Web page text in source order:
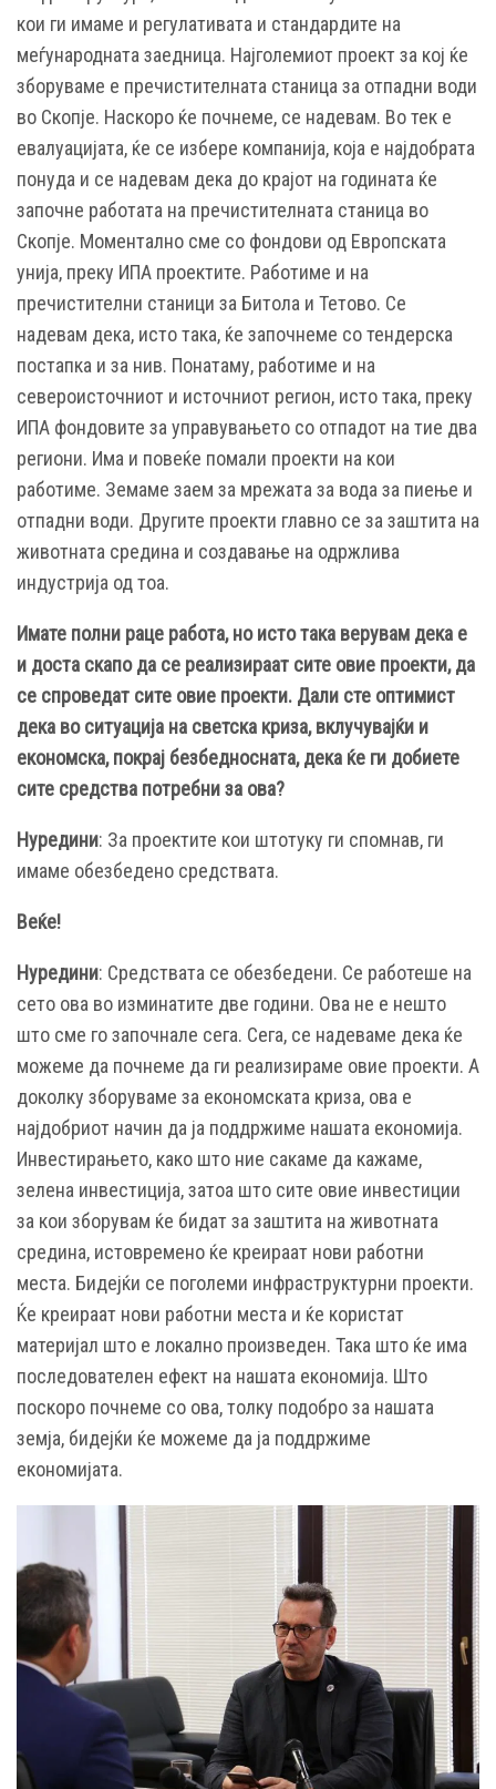
кои ги имаме и регулативата и стандардите на
меѓународната заедница. Најголемиот проект за кој ќе
зборуваме е пречистителната станица за отпадни води
во Скопје. Наскоро ќе почнеме, се надевам. Во тек е
евалуацијата, ќе се избере компанија, која е најдобрата
понуда и се надевам дека до крајот на годината ќе
започне работата на пречистителната станица во
Скопје. Моментално сме со фондови од Европската
унија, преку ИПА проектите. Работиме и на
пречистителни станици за Битола и Тетово. Се
надевам дека, исто така, ќе започнеме со тендерска
постапка и за нив. Понатаму, работиме и на
североисточниот и источниот регион, исто така, преку
ИПА фондовите за управувањето со отпадот на тие два
региони. Има и повеќе помали проекти на кои
работиме. Земаме заем за мрежата за вода за пиење и
отпадни води. Другите проекти главно се за заштита на
животната средина и создавање на одржлива
индустрија од тоа.
Имате полни раце работа, но исто така верувам дека е
и доста скапо да се реализираат сите овие проекти, да
се спроведат сите овие проекти. Дали сте оптимист
дека во ситуација на светска криза, вклучувајќи и
економска, покрај безбедносната, дека ќе ги добиете
сите средства потребни за ова?
Нуредини: За проектите кои штотуку ги спомнав, ги
имаме обезбедено средствата.
Веќе!
Нуредини: Средствата се обезбедени. Се работеше на
сето ова во изминатите две години. Ова не е нешто
што сме го започнале сега. Сега, се надеваме дека ќе
можеме да почнеме да ги реализираме овие проекти. А
доколку зборуваме за економската криза, ова е
најдобриот начин да ја поддржиме нашата економија.
Инвестирањето, како што ние сакаме да кажаме,
зелена инвестиција, затоа што сите овие инвестиции
за кои зборувам ќе бидат за заштита на животната
средина, истовремено ќе креираат нови работни
места. Бидејќи се поголеми инфраструктурни проекти.
Ќе креираат нови работни места и ќе користат
материјал што е локално произведен. Така што ќе има
последователен ефект на нашата економија. Што
поскоро почнеме со ова, толку подобро за нашата
земја, бидејќи ќе можеме да ја поддржиме
економијата.